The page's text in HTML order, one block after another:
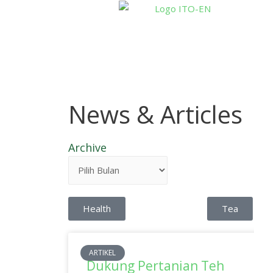
News & Articles
Archive
Health Tea
ARTIKEL
Dukung Pertanian Teh